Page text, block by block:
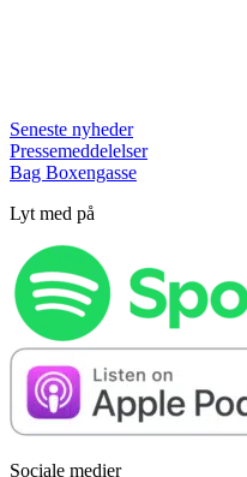
Seneste nyheder
Pressemeddelelser
Bag Boxengasse
Lyt med på
Sociale medier